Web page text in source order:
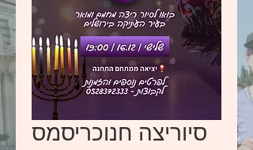
סיוריצה חנוכריסמס